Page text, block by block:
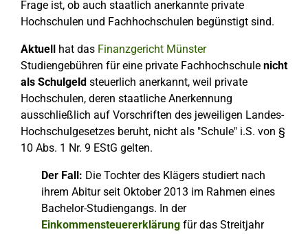
Frage ist, ob auch staatlich anerkannte private
Hochschulen und Fachhochschulen begünstigt sind.
Aktuell hat das Finanzgericht Münster
Studiengebühren für eine private Fachhochschule nicht
als Schulgeld steuerlich anerkannt, weil private
Hochschulen, deren staatliche Anerkennung
ausschließlich auf Vorschriften des jeweiligen Landes-
Hochschulgesetzes beruht, nicht als "Schule" i.S. von §
10 Abs. 1 Nr. 9 EStG gelten.
Der Fall: Die Tochter des Klägers studiert nach
ihrem Abitur seit Oktober 2013 im Rahmen eines
Bachelor-Studiengangs. In der
Einkommensteuererklärung für das Streitjahr